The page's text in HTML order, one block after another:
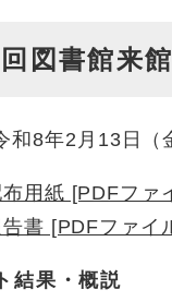
図書館来
8年2月13日（
用紙 [PDFファ
書 [PDFファイ
結果・概説